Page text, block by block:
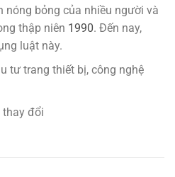
nóng bỏng của nhiều người và
thập niên 1990. Đến nay,
luật này.
tư trang thiết bị, công nghệ
thay đổi